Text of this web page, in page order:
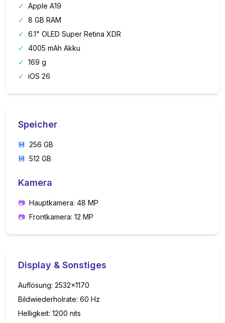
✓ Apple A19
✓ 8 GB RAM
✓ 6.1" OLED Super Retina XDR
✓ 4005 mAh Akku
✓ 169 g
✓ iOS 26
Speicher
💾 256 GB
💾 512 GB
Kamera
📷 Hauptkamera: 48 MP
📷 Frontkamera: 12 MP
Display & Sonstiges
Auflösung: 2532x1170
Bildwiederholrate: 60 Hz
Helligkeit: 1200 nits